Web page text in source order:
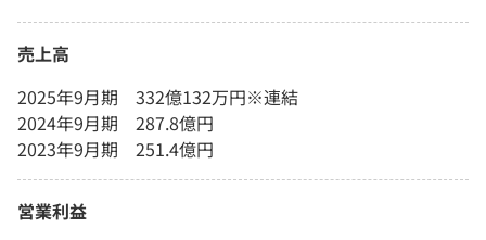
売上高
2025年9月期 332億132万円※連結
2024年9月期 287.8億円
2023年9月期 251.4億円
営業利益